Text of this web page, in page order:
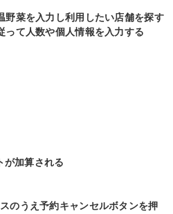
野菜を入力し利用したい店舗を探す
って人数や個人情報を入力する
が加算される
のうえ予約キャンセルボタンを押